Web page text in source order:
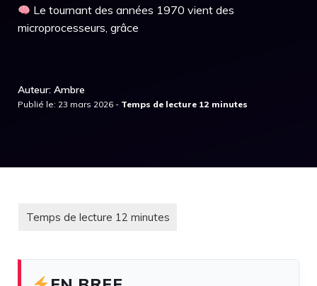
Le tournant des années 1970 vient des
microprocesseurs, grâce
Auteur: Ambre
Publié le: 23 mars 2026 -